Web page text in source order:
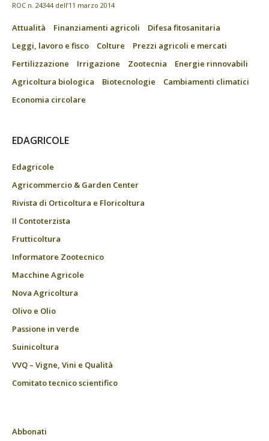
ROC n. 24344 dell’11 marzo 2014
Attualità Finanziamenti agricoli
Difesa fitosanitaria
Leggi, lavoro e fisco
Colture
Prezzi agricoli e mercati
Fertilizzazione
Irrigazione Zootecnia
Energie rinnovabili
Agricoltura biologica
Biotecnologie
Cambiamenti climatici
Economia circolare
EDAGRICOLE
Edagricole
Agricommercio & Garden Center
Rivista di Orticoltura e Floricoltura
Il Contoterzista
Frutticoltura
Informatore Zootecnico
Macchine Agricole
Nova Agricoltura
Olivo e Olio
Passione in verde
Suinicoltura
VVQ – Vigne, Vini e Qualità
Comitato tecnico scientifico
Abbonati